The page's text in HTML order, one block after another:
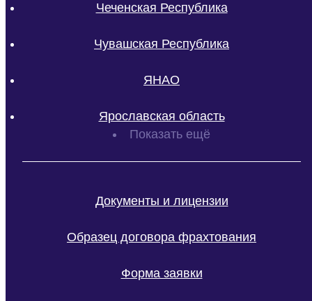
Чеченская Республика
Чувашская Республика
ЯНАО
Ярославская область
Показать ещё
Документы и лицензии
Образец договора фрахтования
Форма заявки